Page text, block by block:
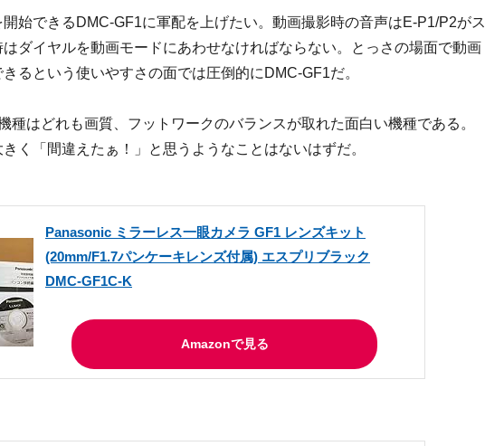
始できるDMC-GF1に軍配を上げたい。動画撮影時の音声はE-P1/P2がス
ダイヤルを動画モードにあわせなければならない。とっさの場面で動画
るという使いやすさの面では圧倒的にDMC-GF1だ。
種はどれも画質、フットワークのバランスが取れた面白い機種である。
く「間違えたぁ！」と思うようなことはないはずだ。
Panasonic ミラーレス一眼カメラ GF1 レンズキット
(20mm/F1.7パンケーキレンズ付属) エスプリブラック
DMC-GF1C-K
Amazonで見る